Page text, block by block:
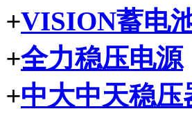
+VISION蓄电
+全力稳压电源
+中大中天稳压